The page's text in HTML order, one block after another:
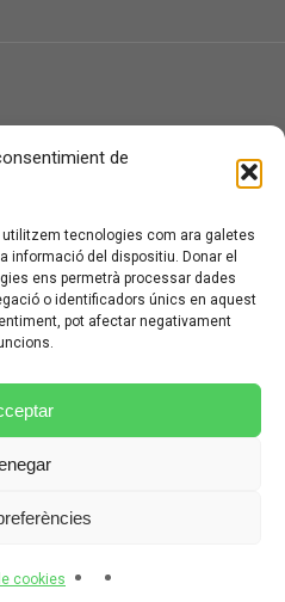
de
tecnologies com ara galetes
informació del dispositiu. Donar el
ens permetrà processar dades
o identificadors únics en aquest
pot afectar negativament
cookies
DADES
D’ÚS I CONTRACTACIÓ